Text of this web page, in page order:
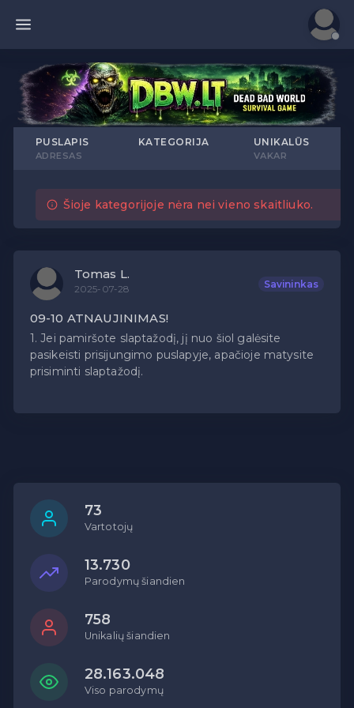
PUSLAPIS
ADRESAS
KATEGORIJA UNIKALŪS
VAKAR
Šioje kategorijoje nėra nei vieno skaitliuko.
Tomas L.
2025-07-28 Savininkas
09-10 ATNAUJINIMAS!
1. Jei pamiršote slaptažodį, jį nuo šiol galėsite
pasikeisti prisijungimo puslapyje, apačioje matysite
prisiminti slaptažodį.
73
Vartotojų
13.730
Parodymų šiandien
758
Unikalių šiandien
28.163.048
Viso parodymų